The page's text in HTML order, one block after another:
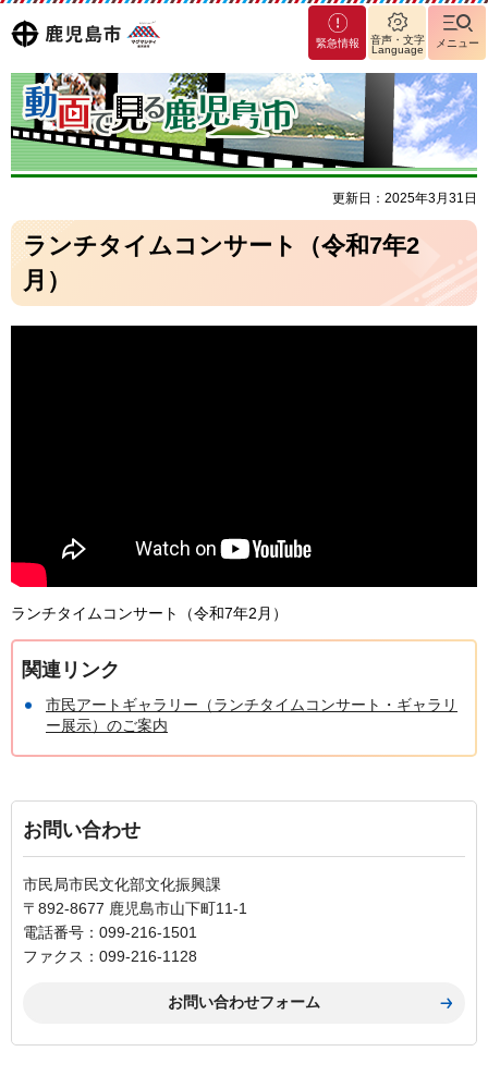
鹿児島
市
マグ
マシ
ティ
鹿児
島市
緊急情報
音声・文字
Language
メニュー
更新日：2025年3月31日
ランチタイムコンサート（令和7年2
月）
ランチタイムコンサート（令和7年2月）
関連リンク
市民アートギャラリー（ランチタイムコンサート・ギャラリ
ー展示）のご案内
お問い合わせ
市民局市民文化部文化振興課
〒892-8677 鹿児島市山下町11-1
電話番号：099-216-1501
ファクス：099-216-1128